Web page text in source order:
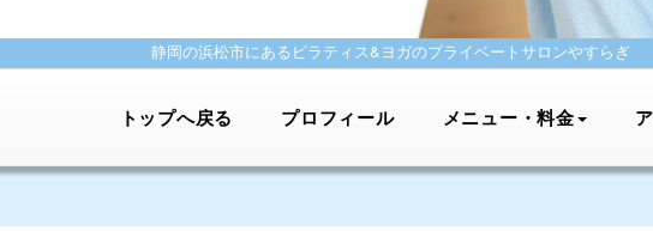
静岡の浜松市にあるピラティス&ヨガのプライベートサロンやすらぎ
トップへ戻る プロフィール メニュー・料金